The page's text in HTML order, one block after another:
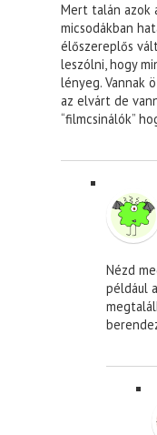
Mert talán azok
micsodákban
élőszereplős
leszólni, hogy
lényeg. Vannak
az elvárt de
“filmcsinálók”
Nézd
például